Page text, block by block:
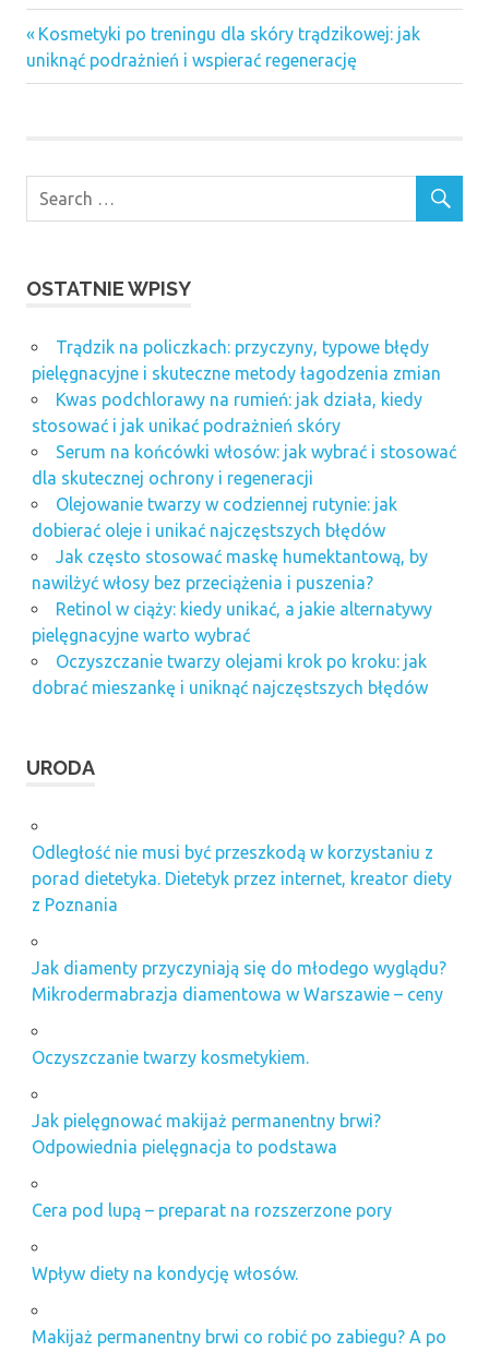
Nawigacja
wpisu
Previous
Post:
Kosmetyki po treningu dla skóry trądzikowej: jak
uniknąć podrażnień i wspierać regenerację
OSTATNIE WPISY
Trądzik na policzkach: przyczyny, typowe błędy
pielęgnacyjne i skuteczne metody łagodzenia zmian
Kwas podchlorawy na rumień: jak działa, kiedy
stosować i jak unikać podrażnień skóry
Serum na końcówki włosów: jak wybrać i stosować
dla skutecznej ochrony i regeneracji
Olejowanie twarzy w codziennej rutynie: jak
dobierać oleje i unikać najczęstszych błędów
Jak często stosować maskę humektantową, by
nawilżyć włosy bez przeciążenia i puszenia?
Retinol w ciąży: kiedy unikać, a jakie alternatywy
pielęgnacyjne warto wybrać
Oczyszczanie twarzy olejami krok po kroku: jak
dobrać mieszankę i uniknąć najczęstszych błędów
URODA
Odległość nie musi być przeszkodą w korzystaniu z
porad dietetyka. Dietetyk przez internet, kreator diety
z Poznania
Jak diamenty przyczyniają się do młodego wyglądu?
Mikrodermabrazja diamentowa w Warszawie – ceny
Oczyszczanie twarzy kosmetykiem.
Jak pielęgnować makijaż permanentny brwi?
Odpowiednia pielęgnacja to podstawa
Cera pod lupą – preparat na rozszerzone pory
Wpływ diety na kondycję włosów.
Makijaż permanentny brwi co robić po zabiegu? A po